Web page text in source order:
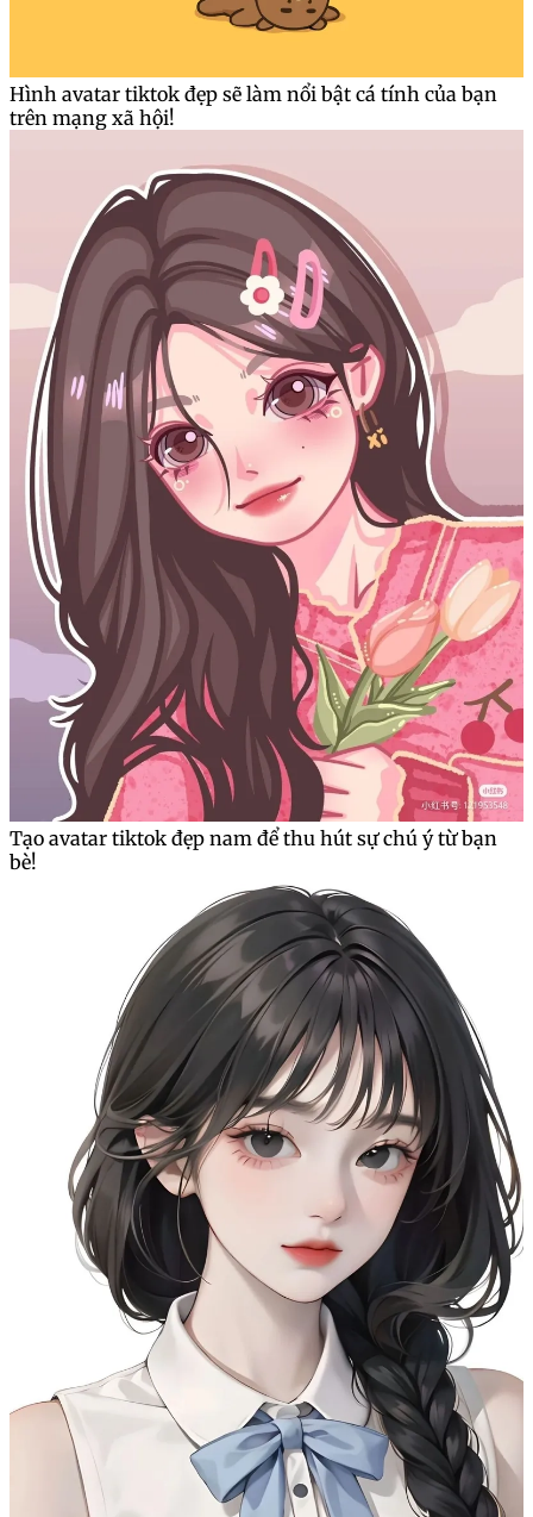
Hình avatar tiktok đẹp sẽ làm nổi bật cá tính của bạn
trên mạng xã hội!
Tạo avatar tiktok đẹp nam để thu hút sự chú ý từ bạn
bè!